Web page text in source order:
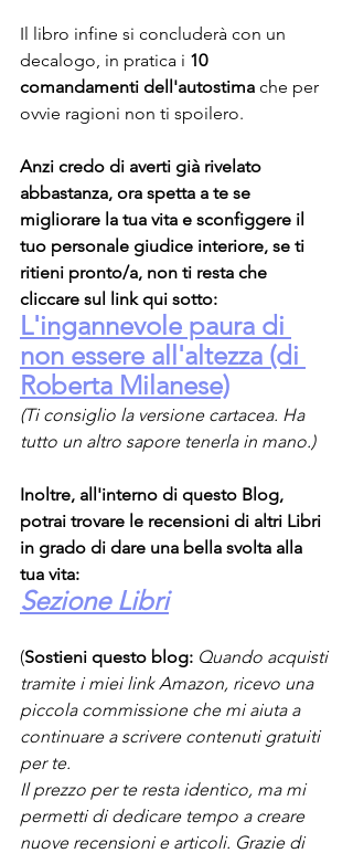
Il libro infine si concluderà con un
decalogo, in pratica i 10
comandamenti dell'autostima che per
ovvie ragioni non ti spoilero.
Anzi credo di averti già rivelato
abbastanza, ora spetta a te se
migliorare la tua vita e sconfiggere il
tuo personale giudice interiore, se ti
ritieni pronto/a, non ti resta che
cliccare sul link qui sotto:
L'ingannevole paura di
non essere all'altezza (di
Roberta Milanese)
(Ti consiglio la versione cartacea. Ha
tutto un altro sapore tenerla in mano.)
Inoltre, all'interno di questo Blog,
potrai trovare le recensioni di altri Libri
in grado di dare una bella svolta alla
tua vita:
Sezione Libri
(Sostieni questo blog: Quando acquisti
tramite i miei link Amazon, ricevo una
piccola commissione che mi aiuta a
continuare a scrivere contenuti gratuiti
per te.
Il prezzo per te resta identico, ma mi
permetti di dedicare tempo a creare
nuove recensioni e articoli. Grazie di